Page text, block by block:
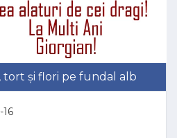
tort și flori pe fundal alb